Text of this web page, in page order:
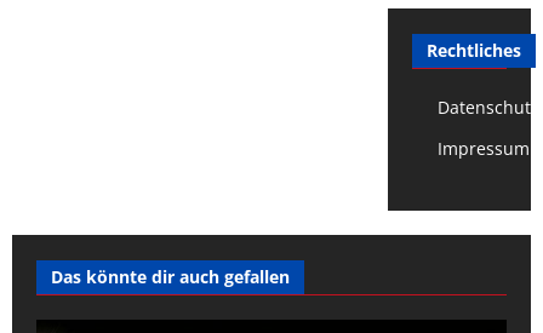
Rechtliches
Impressum
Das könnte dir auch gefallen